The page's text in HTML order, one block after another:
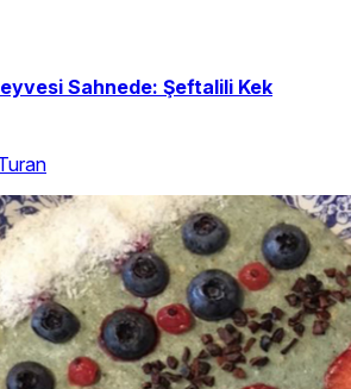
Sahnede: Şeftalili Kek